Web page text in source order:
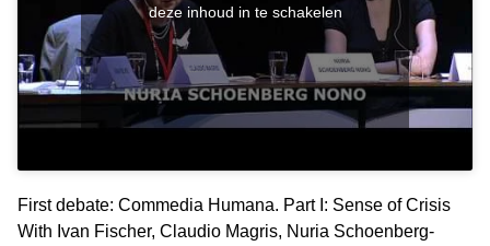
deze inhoud in te schakelen
First debate: Commedia Humana. Part I: Sense of Crisis
With Ivan Fischer, Claudio Magris, Nuria Schoenberg-